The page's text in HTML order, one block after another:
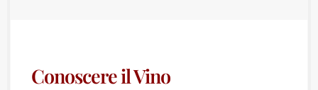
Conoscere il Vino